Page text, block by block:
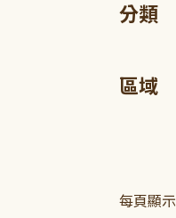
分類
區域
每頁顯示